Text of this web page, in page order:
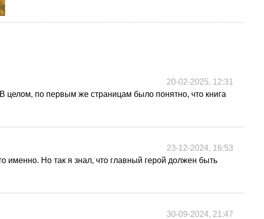
20-02-2025, 12:31
целом, по первым же страницам было понятно, что книга
23-12-2024, 16:53
именно. Но так я знал, что главный герой должен быть
30-09-2024, 21:47